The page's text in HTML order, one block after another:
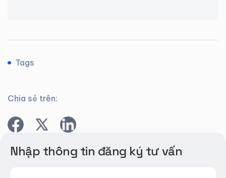
Tags
Chia sẻ trên:
Nhập thông tin đăng ký tư vấn